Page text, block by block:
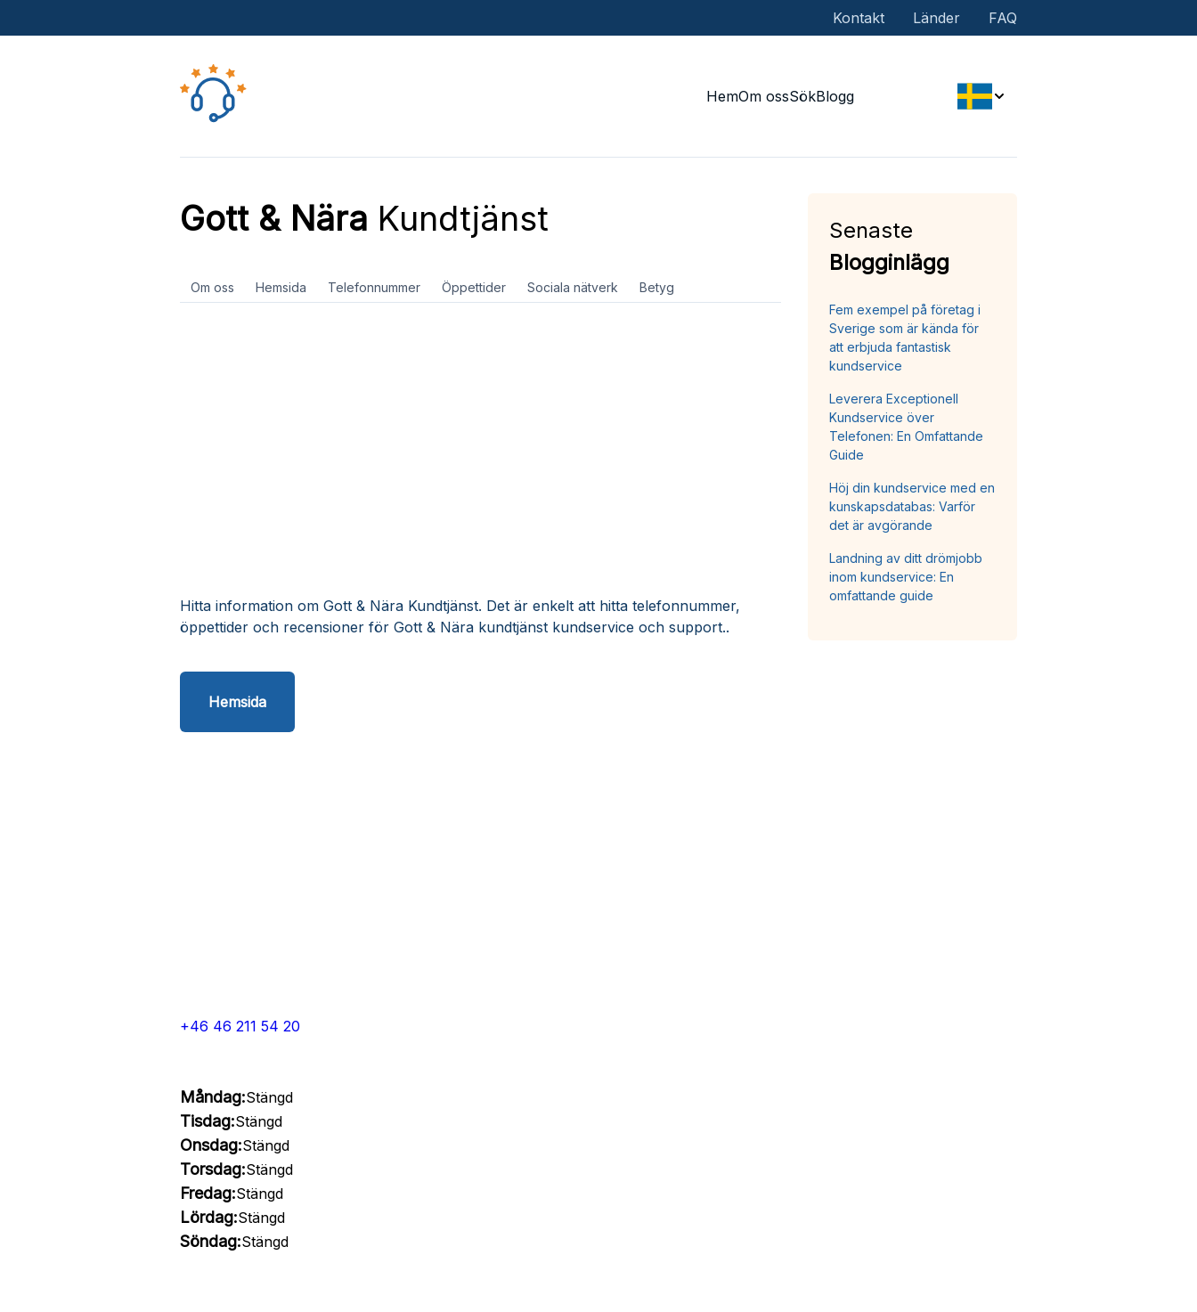
Kontakt Länder FAQ
HemOm ossSökBlogg
Gott & Nära Kundtjänst
Om oss Hemsida Telefonnummer Öppettider Sociala nätverk Betyg
Hitta information om Gott & Nära Kundtjänst. Det är enkelt att hitta telefonnummer,
öppettider och recensioner för Gott & Nära kundtjänst kundservice och support..
Hemsida
+46 46 211 54 20
Måndag:Stängd
Tisdag:Stängd
Onsdag:Stängd
Torsdag:Stängd
Fredag:Stängd
Lördag:Stängd
Söndag:Stängd
Senaste
Blogginlägg
Fem exempel på företag i
Sverige som är kända för
att erbjuda fantastisk
kundservice
Leverera Exceptionell
Kundservice över
Telefonen: En Omfattande
Guide
Höj din kundservice med en
kunskapsdatabas: Varför
det är avgörande
Landning av ditt drömjobb
inom kundservice: En
omfattande guide